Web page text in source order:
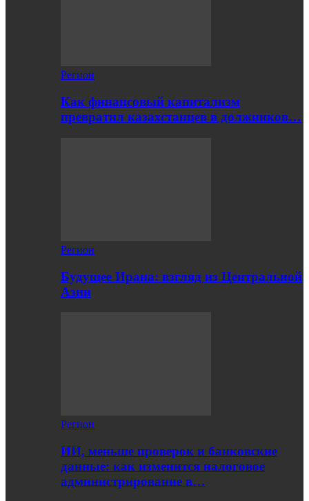
Регион
Как финансовый капитализм
превратил казахстанцев в должников…
Регион
Будущее Ирана: взгляд из Центральной
Азии
Регион
ИИ, меньше проверок и банковские
данные: как изменится налоговое
администрирование в…